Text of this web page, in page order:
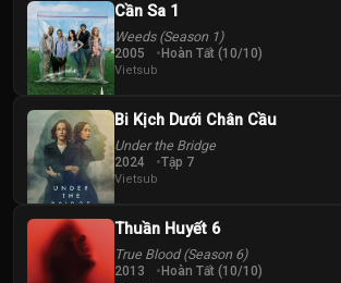
Cần Sa 1
Weeds (Season 1)
2005 Hoàn Tất (10/10)
Vietsub
Bi Kịch Dưới Chân Cầu
Under the Bridge
2024 Tập 7
Vietsub
Thuần Huyết 6
True Blood (Season 6)
2013 Hoàn Tất (10/10)